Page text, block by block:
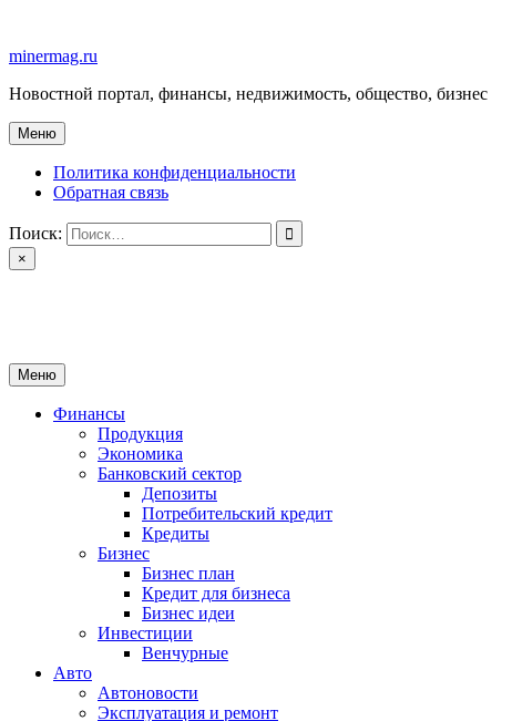
содержимому
minermag.ru
Новостной портал, финансы, недвижимость, общество, бизнес
Меню
Политика конфиденциальности
Обратная связь
Поиск:
×
Меню
Финансы
Продукция
Экономика
Банковский сектор
Депозиты
Потребительский кредит
Кредиты
Бизнес
Бизнес план
Кредит для бизнеса
Бизнес идеи
Инвестиции
Венчурные
Авто
Автоновости
Эксплуатация и ремонт